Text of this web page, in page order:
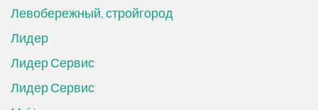
Левобережный, стройгород
Лидер
Лидер Сервис
Лидер Сервис